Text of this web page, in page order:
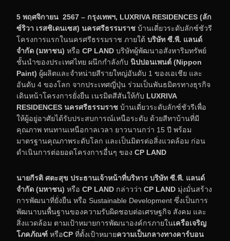
5 พฤศจิกายน 2567 – กรุงเทพฯ, LUXRIVA RESIDENCES (ลัก
ซ์ริวา เรสซิเดนเซส) นครศรีธรรมราช บ้านเดี่ยวระดับลักซ์ชัวรี
โครงการแรกในนครศรีธรรมราช ภายใต้ บริษัท ซี.พี. แลนด์
จำกัด (มหาชน) หรือ CP LAND บริษัทผู้พัฒนาอสังหาริมทรัพย์
ชั้นนำของประเทศไทย ผนึกกำลังกับ นิปปอนเพนต์ (Nippon
Paint) ผู้ผลิตและจำหน่ายสีรายใหญ่อันดับ 1 ของเอเชีย และ
อันดับ 4 ของโลก จากประเทศญี่ปุ่น ร่วมเป็นพันธมิตรทางธุรกิจ
เดินหน้าโครงการยั่งยืน เนรมิตสีสันให้กับ LUXRIVA
RESIDENCES นครศรีธรรมราช บ้านเดี่ยวระดับลักซ์ชัวรีเพื่อ
ให้ผู้อยู่อาศัยได้รับประสบการณ์เหนือระดับ ด้วยสีทาบ้านที่มี
คุณภาพ ทนทานเหนือกาลเวลา ยาวนานกว่า 15 ปี พร้อม
มาตรฐานคุณภาพระดับโลก และเป็นมิตรต่อสิ่งแวดล้อม ก่อน
ดำเนินการต่อยอดโครงการอื่นๆ ของ CP LAND
นายกีรติ ศตะสุข ประธานเจ้าหน้าที่บริหาร บริษัท ซี.พี. แลนด์
จำกัด (มหาชน) หรือ CP LAND กล่าวว่า CP LAND มุ่งมั่นสร้าง
การพัฒนาที่ยั่งยืน หรือ Sustainable Development ซึ่งเป็นการ
พัฒนาบนพื้นฐานของความรับผิดชอบต่อเศรษฐกิจ สังคม และ
สิ่งแวดล้อม ตามเป้าหมายการพัฒนาองค์กรภายในเครือเจริญ
โภคภัณฑ์ หรือCP ที่ตั้งเป้าหมายความเป็นกลางทางคาร์บอน